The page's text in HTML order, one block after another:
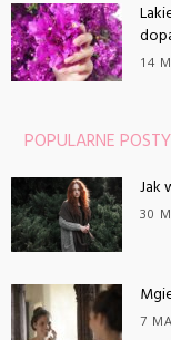
14
POPULARNE POSTY
Jak
30
7